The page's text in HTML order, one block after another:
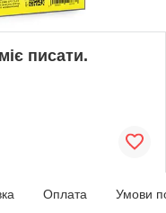
писати.
Оплата Умови